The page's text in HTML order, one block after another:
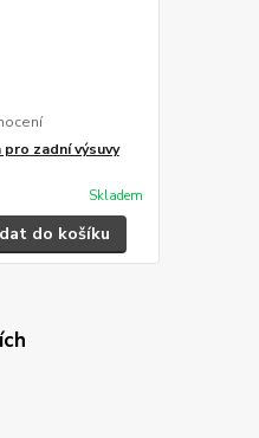
zadní výsuvy
Skladem
do košíku